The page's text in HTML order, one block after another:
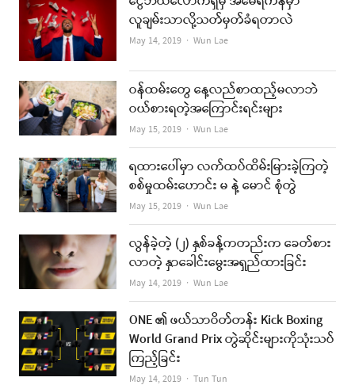
လူချမ်းသာလို့သတ်မှတ်ခံရတာလဲ
May 14, 2019 Author
Wun Lae
ဝန်ထမ်းတွေ နေ့လည်စာထည့်မလာဘဲ
ဝယ်စားရတဲ့အကြောင်းရင်းများ
May 15, 2019 Author
Wun Lae
ရထားပေါ်မှာ လက်ထပ်ထိမ်းမြားခဲ့ကြတဲ့
စစ်မှုထမ်းဟောင်း မ နဲ့ မောင် စုံတွဲ
May 15, 2019 Author
Wun Lae
လွန်ခဲ့တဲ့ (၂) နှစ်ခန့်ကတည်းက ခေတ်စား
လာတဲ့ နှာခေါင်းမွေးအရှည်ထားခြင်း
May 14, 2019 Author
Wun Lae
ONE ၏ ဖယ်သာဝိတ်တန်း Kick Boxing
World Grand Prix တွဲဆိုင်းများကိုသုံးသပ်
ကြည့်ခြင်း
May 14, 2019 Author
Tun Tun